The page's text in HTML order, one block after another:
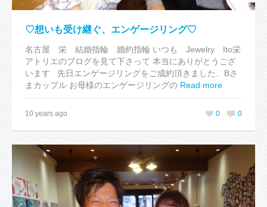
♡想いも受け継ぐ、エンゲージリング♡
名古屋 栄 結婚指輪 婚約指輪 いつも Jewelry Ito栄
アトリエのブログを見て下さって 本当にありがとうござ
います 先日エンゲージリングをご成約頂きました、Bさ
まカップル お母様のエンゲージリングの Read more
10 years ago 0
0